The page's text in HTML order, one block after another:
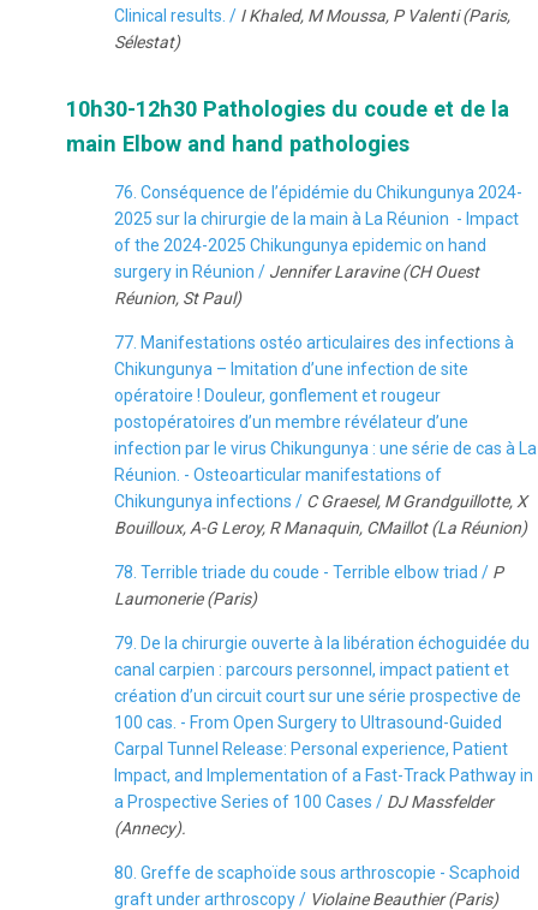
Clinical results. / I Khaled, M Moussa, P Valenti (Paris,
Sélestat)
10h30-12h30 Pathologies du coude et de la
main Elbow and hand pathologies
76. Conséquence de l’épidémie du Chikungunya 2024-
2025 sur la chirurgie de la main à La Réunion - Impact
of the 2024-2025 Chikungunya epidemic on hand
surgery in Réunion / Jennifer Laravine (CH Ouest
Réunion, St Paul)
77. Manifestations ostéo articulaires des infections à
Chikungunya – Imitation d’une infection de site
opératoire ! Douleur, gonflement et rougeur
postopératoires d’un membre révélateur d’une
infection par le virus Chikungunya : une série de cas à La
Réunion. - Osteoarticular manifestations of
Chikungunya infections / C Graesel, M Grandguillotte, X
Bouilloux, A-G Leroy, R Manaquin, CMaillot (La Réunion)
78. Terrible triade du coude - Terrible elbow triad / P
Laumonerie (Paris)
79. De la chirurgie ouverte à la libération échoguidée du
canal carpien : parcours personnel, impact patient et
création d’un circuit court sur une série prospective de
100 cas. - From Open Surgery to Ultrasound-Guided
Carpal Tunnel Release: Personal experience, Patient
Impact, and Implementation of a Fast-Track Pathway in
a Prospective Series of 100 Cases / DJ Massfelder
(Annecy).
80. Greffe de scaphoïde sous arthroscopie - Scaphoid
graft under arthroscopy / Violaine Beauthier (Paris)